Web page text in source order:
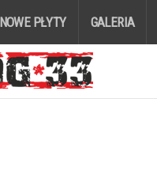
NOWE PŁYTY GALERIA